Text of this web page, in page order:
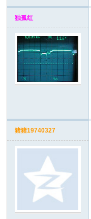
独孤红
猪猪19740327